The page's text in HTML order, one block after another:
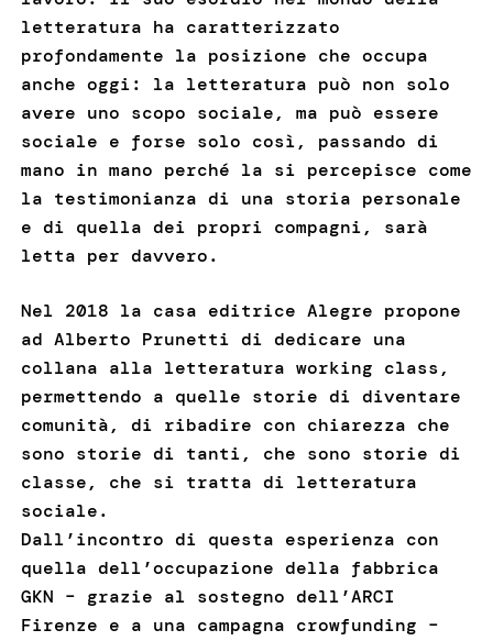
letteratura ha caratterizzato
profondamente la posizione che occupa
anche oggi: la letteratura può non solo
avere uno scopo sociale, ma può essere
sociale e forse solo così, passando di
mano in mano perché la si percepisce come
la testimonianza di una storia personale
e di quella dei propri compagni, sarà
letta per davvero.
Nel 2018 la casa editrice Alegre propone
ad Alberto Prunetti di dedicare una
collana alla letteratura working class,
permettendo a quelle storie di diventare
comunità, di ribadire con chiarezza che
sono storie di tanti, che sono storie di
classe, che si tratta di letteratura
sociale.
Dall’incontro di questa esperienza con
quella dell’occupazione della fabbrica
GKN – grazie al sostegno dell’ARCI
Firenze e a una campagna crowfunding –